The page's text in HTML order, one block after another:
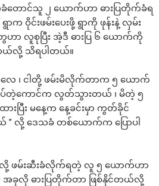
တောင်သူ ၂ ယောက်ဟာ ဓားပြတိုက်ခံရ
ာက ဝိုင်းဖမ်းပေးဖို့ ရွာကို ဖုန်းနဲ့ လှမ်း
ဟာ လူစုပြီး အဲ့ဒီ ဓားပြ ၆ ယောက်ကို
တယ်လို့ သိရပါတယ်။
လေ ၊ ငါတို့ ဖမ်းမိလိုက်တာက ၅ ယောက်
င် လုပ်တဲ့ကောင်က လွတ်သွားတယ် ၊ မိတဲ့ ၅
ပြီး မနေ့က နေ့ခင်းမှာ ကွတ်ခိုင်
လို့ ဒေသခံ တစ်ယောက်က ပြောပါ
ဖမ်းဆီးခံလိုက်ရတဲ့ လူ ၅ ယောက်ဟာ
င့် အခုလို ဓားပြတိုက်တာ ဖြစ်နိုင်တယ်လို့